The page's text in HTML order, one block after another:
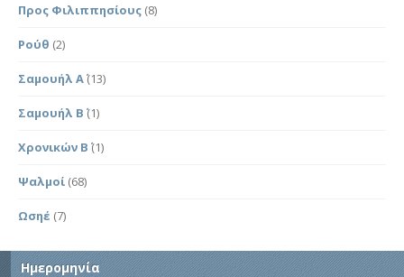
Προς Φιλιππησίους (8)
Ρούθ (2)
Σαμουήλ Α΄(13)
Σαμουήλ Β΄ (1)
Χρονικών Β΄ (1)
Ψαλμοί (68)
Ωσηέ (7)
Ημερομηνία